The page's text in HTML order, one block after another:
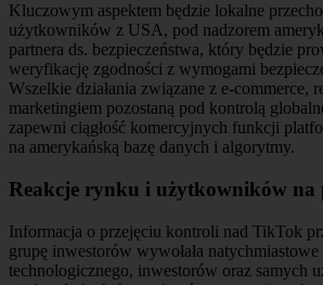
Kluczowym aspektem będzie lokalne
użytkowników z USA, pod nadzorem
partnera ds. bezpieczeństwa, który będzie
weryfikację zgodności z wymogami
Wszelkie działania związane z e-commerce,
marketingiem pozostaną pod kontrolą
zapewni ciągłość komercyjnych funkcji
na amerykańską bazę danych i algorytmy.
Reakcje rynku i użytkowników na
Informacja o przejęciu kontroli nad TikTok
grupę inwestorów wywołała
technologicznego, inwestorów oraz samych